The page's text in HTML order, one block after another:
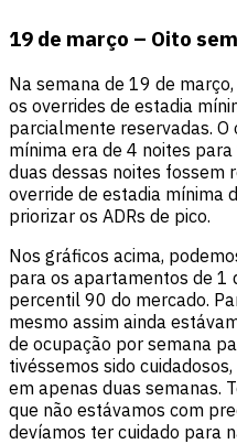
19 de março – Oito
Na semana de 19 de
os overrides de estadia
parcialmente reservadas.
mínima era de 4 noites
duas dessas noites fossem
override de estadia mínima
priorizar os ADRs de pico.
Nos gráficos acima,
para os apartamentos de 1
percentil 90 do mercado.
mesmo assim ainda
de ocupação por semana
tivéssemos sido
em apenas duas semanas.
que não estávamos com
devíamos ter cuidado para